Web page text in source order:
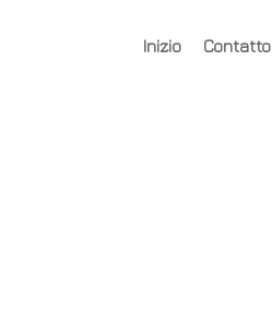
Inizio Contatto